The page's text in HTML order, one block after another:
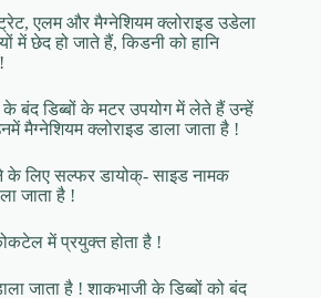
एलम और मैग्नेशियम क्लोराइड उडेला
में छेद हो जाते हैं, किडनी को हानि
बंद डिब्बों के मटर उपयोग में लेते हैं उन्हें
मैग्नेशियम क्लोराइड डाला जाता है !
के लिए सल्फर डायोक्- साइड नामक
जाता है !
में प्रयुक्त होता है !
जाता है ! शाकभाजी के डिब्बों को बंद